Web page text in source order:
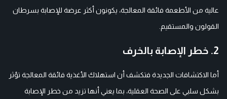
عالية من الأطعمة فائقة المعالجة، يكونون أكثر عرضة للإصابة بسرطان
القولون والمستقيم.
2. خطر الإصابة بالخرف
أما الاكتشافات الجديدة فتكشف أن استهلاك الأغذية فائقة المعالجة تؤثر
بشكل سلبي على الصحة العقلية، بما يعني أنها تزيد من خطر الإصابة